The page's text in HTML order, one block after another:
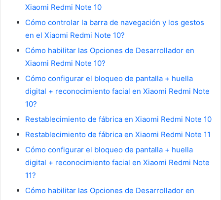
Xiaomi Redmi Note 10
Cómo controlar la barra de navegación y los gestos
en el Xiaomi Redmi Note 10?
Cómo habilitar las Opciones de Desarrollador en
Xiaomi Redmi Note 10?
Cómo configurar el bloqueo de pantalla + huella
digital + reconocimiento facial en Xiaomi Redmi Note
10?
Restablecimiento de fábrica en Xiaomi Redmi Note 10
Restablecimiento de fábrica en Xiaomi Redmi Note 11
Cómo configurar el bloqueo de pantalla + huella
digital + reconocimiento facial en Xiaomi Redmi Note
11?
Cómo habilitar las Opciones de Desarrollador en